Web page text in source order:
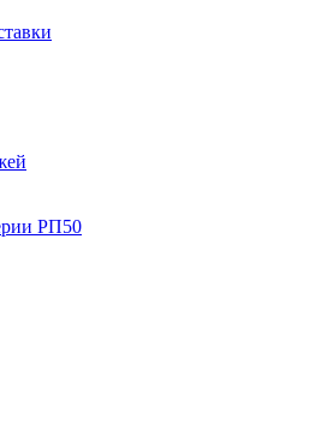
РП50